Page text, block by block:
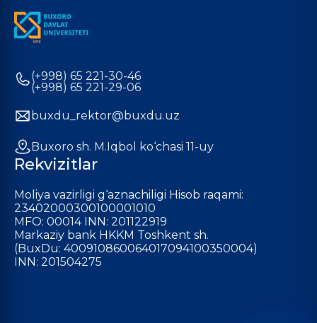
(+998) 65 221-30-46
(+998) 65 221-29-06
buxdu_rektor@buxdu.uz
Buxoro sh. M.Iqbol ko‘chasi 11-uy
Rekvizitlar
Moliya vazirligi g‘aznachiligi Hisob raqami:
23402000300100001010
MFO: 00014 INN: 201122919
Markaziy bank HKKM Toshkent sh.
(BuxDu: 400910860064017094100350004)
INN: 201504275